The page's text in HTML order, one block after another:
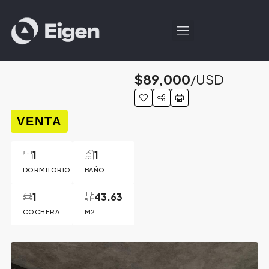
VENTA
DORMITORIO
1
BAÑO
1
COCHERA
1
M2
43.63
$89,000/USD